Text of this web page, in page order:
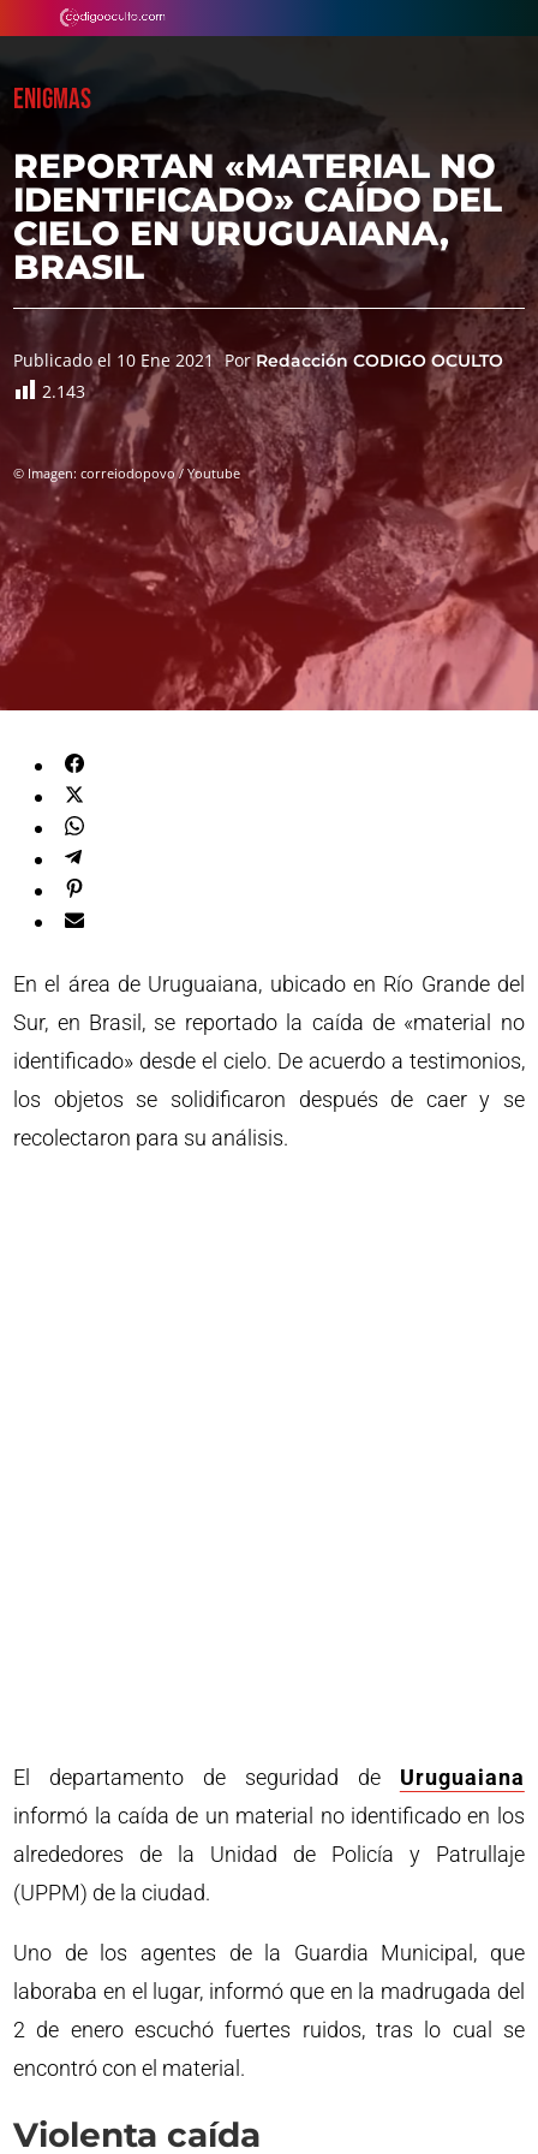
ENIGMAS
REPORTAN «MATERIAL NO
IDENTIFICADO» CAÍDO DEL
CIELO EN URUGUAIANA,
BRASIL
Publicado el 10 Ene 2021 PorRedacción CODIGO OCULTO
2.143
© Imagen: correiodopovo / Youtube
En el área de Uruguaiana, ubicado en Río Grande del
Sur, en Brasil, se reportado la caída de «material no
identificado» desde el cielo. De acuerdo a testimonios,
los objetos se solidificaron después de caer y se
recolectaron para su análisis.
El departamento de seguridad de Uruguaiana
informó la caída de un material no identificado en los
alrededores de la Unidad de Policía y Patrullaje
(UPPM) de la ciudad.
Uno de los agentes de la Guardia Municipal, que
laboraba en el lugar, informó que en la madrugada del
2 de enero escuchó fuertes ruidos, tras lo cual se
encontró con el material.
Violenta caída